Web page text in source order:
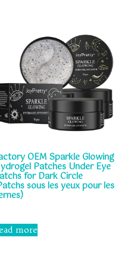
OEM Sparkle Glowing
Patches Under Eye
for Dark Circle
sous les yeux pour les
more